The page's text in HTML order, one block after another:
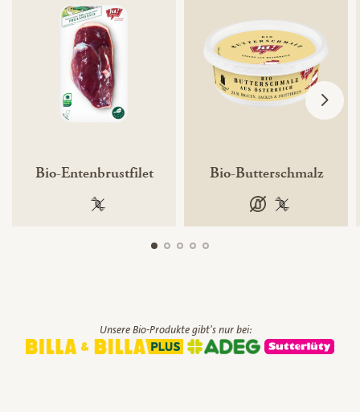
Bio-Entenbrustfilet
100 % gentechnikfrei
Bio-Butterschmalz
laktosefrei
100 %
Unsere Bio-Produkte gibt's nur bei: